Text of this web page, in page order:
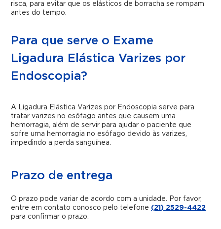
risca, para evitar que os elásticos de borracha se rompam
antes do tempo.
Para que serve o Exame
Ligadura Elástica Varizes por
Endoscopia?
A Ligadura Elástica Varizes por Endoscopia serve para
tratar varizes no esôfago antes que causem uma
hemorragia, além de servir para ajudar o paciente que
sofre uma hemorragia no esôfago devido às varizes,
impedindo a perda sanguínea.
Prazo de entrega
O prazo pode variar de acordo com a unidade. Por favor,
entre em contato conosco pelo telefone (21) 2529-4422
para confirmar o prazo.